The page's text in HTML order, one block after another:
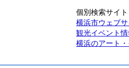
個別検索サイト
横浜市ウェブ
観光イベント情
横浜のアート